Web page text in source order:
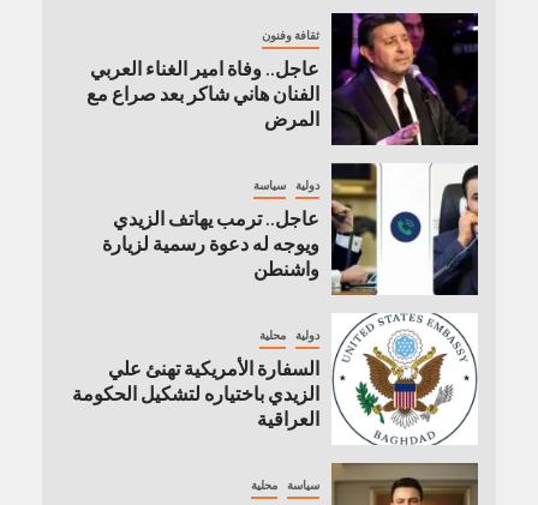
ثقافة وفنون
عاجل.. وفاة امير الغناء العربي
الفنان هاني شاكر بعد صراع مع
المرض
دولية سياسة
عاجل.. ترمب يهاتف الزيدي
ويوجه له دعوة رسمية لزيارة
واشنطن
دولية محلية
السفارة الأمريكية تهنئ علي
الزيدي باختياره لتشكيل الحكومة
العراقية
سياسة محلية